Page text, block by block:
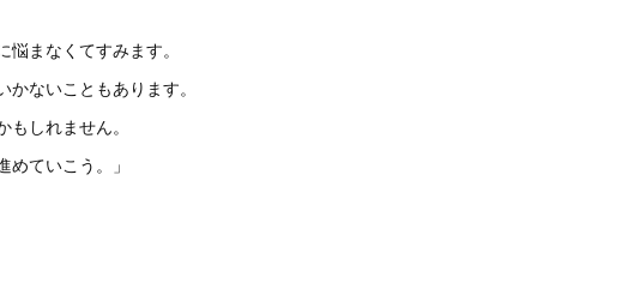
まなくてすみます。
ないこともあります。
しれません。
ていこう。」